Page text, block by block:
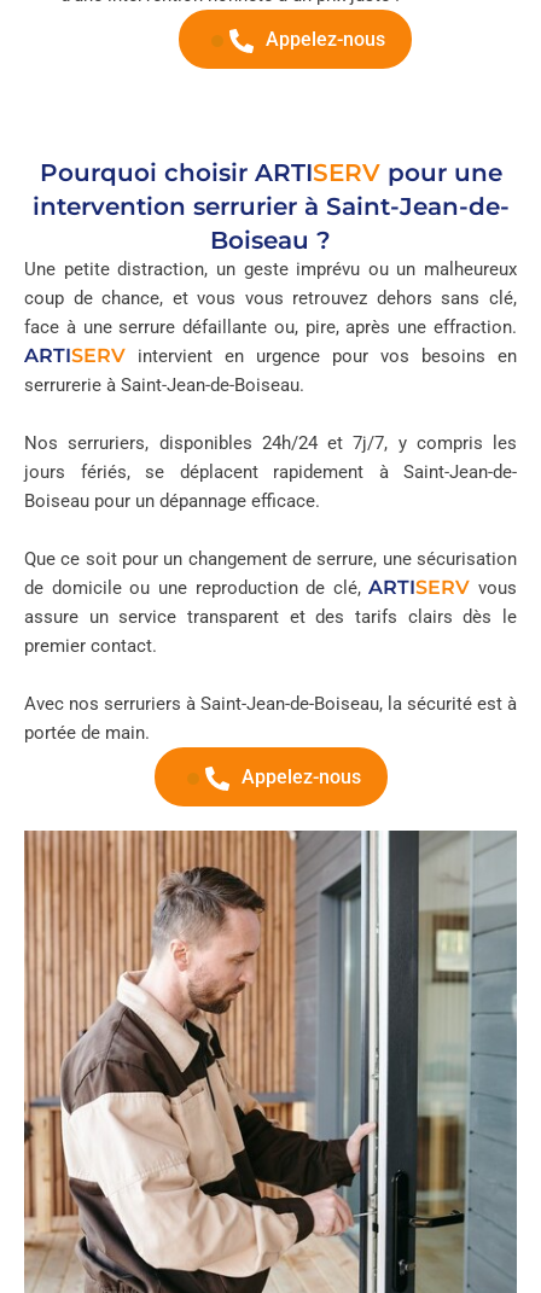
Appelez-nous
Pourquoi choisir ARTISERVpour une
intervention serrurier à Saint-Jean-de-
Boiseau ?
Une petite distraction, un geste imprévu ou un malheureux
coup de chance, et vous vous retrouvez dehors sans clé,
face à une serrure défaillante ou, pire, après une effraction.
ARTISERV intervient en urgence pour vos besoins en
serrurerie à Saint-Jean-de-Boiseau.
Nos serruriers, disponibles 24h/24 et 7j/7, y compris les
jours fériés, se déplacent rapidement à Saint-Jean-de-
Boiseau pour un dépannage efficace.
Que ce soit pour un changement de serrure, une sécurisation
de domicile ou une reproduction de clé,ARTISERV vous
assure un service transparent et des tarifs clairs dès le
premier contact.
Avec nos serruriers à Saint-Jean-de-Boiseau, la sécurité est à
portée de main.
Appelez-nous